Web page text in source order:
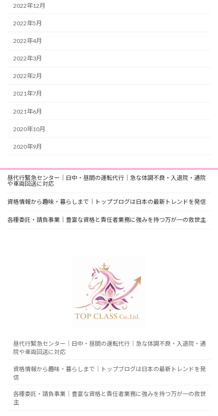
2022年12月
2022年5月
2022年4月
2022年3月
2022年2月
2021年7月
2021年6月
2020年10月
2020年9月
昼代行緊急センター｜日中・昼間の運転代行｜急な体調不良・入退院・通院
や車両回送に対応
資格情報から趣味・暮らしまで｜トップブログは日本の最新トレンドを発信
各種委託・請負事業｜豊富な資格と責任者業務に強みを持つ万が一の救世主
昼代行緊急センター｜日中・昼間の運転代行｜急な体調不良・入退院・通
院や車両回送に対応
資格情報から趣味・暮らしまで｜トップブログは日本の最新トレンドを発
信
各種委託・請負事業｜豊富な資格と責任者業務に強みを持つ万が一の救世
主